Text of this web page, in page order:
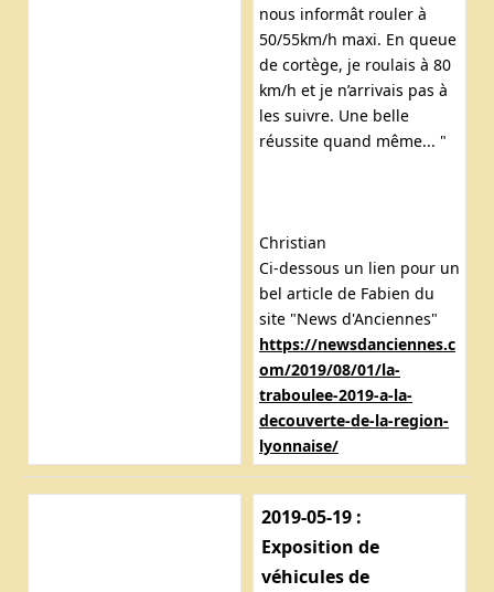
nous informât rouler à
50/55km/h maxi. En queue
de cortège, je roulais à 80
km/h et je n’arrivais pas à
les suivre. Une belle
réussite quand même... "
Christian
Ci-dessous un lien pour un
bel article de Fabien du
site "News d'Anciennes"
https://newsdanciennes.c
om/2019/08/01/la-
traboulee-2019-a-la-
decouverte-de-la-region-
lyonnaise/
2019-05-19 :
Exposition de
véhicules de